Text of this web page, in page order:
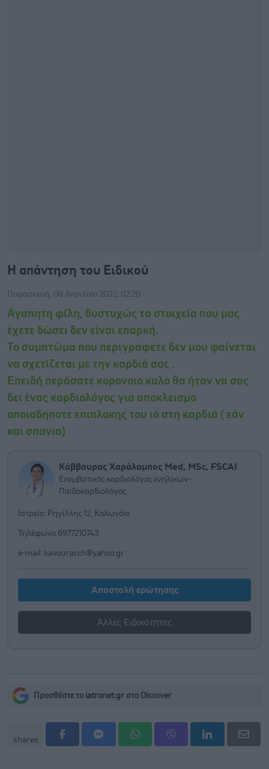
Η απάντηση του Ειδικού
Παρασκευή, 08 Απριλίου 2022, 02:20
Αγαπητη φίλη, δυστυχώς τα στοιχεία που μας
έχετε δώσει δεν είναι επαρκή.
Το συμπτώμα που περιγραφετε δεν μου φαίνεται
να σχετίζεται με την καρδιά σας .
Επειδή περάσατε κορονοιο καλο θα ήταν να σας
δει ένας καρδιολόγος για αποκλεισμο
οποιαδηποτε επιπλοκης του ιό στη καρδιά ( εάν
και σπανια)
Κάββουρας Χαράλαμπος Med, MSc, FSCAI
Επεμβατικός καρδιολόγος ενηλίκων-
Παιδοκαρδιολόγος
Ιατρείο: Ρηγίλλης 12, Κολωνάκι
Τηλέφωνο 6977210743
e-mail: kavourasch@yahoo.gr
Αποστολή ερώτησης
Άλλες Ειδικότητες
Προσθέστε το iatronet.gr στο Discover
shares